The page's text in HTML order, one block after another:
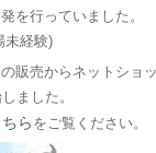
を行っていました。
未経験)
販売からネットショ
ました。
ら をご覧ください。